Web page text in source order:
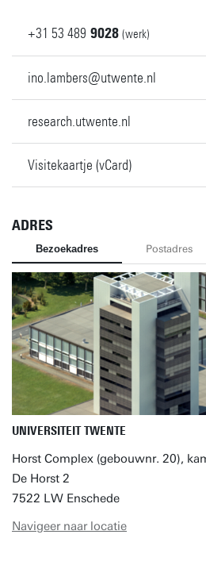
+31 53 489 9028 (werk)
ino.lambers@utwente.nl
research.utwente.nl
Visitekaartje (vCard)
ADRES
Bezoekadres Postadres
UNIVERSITEIT TWENTE
Horst Complex (gebouwnr. 20),
De Horst 2
7522 LW Enschede
Navigeer naar locatie